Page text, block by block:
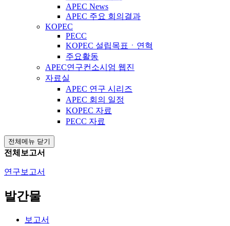
APEC News
APEC 주요 회의결과
KOPEC
PECC
KOPEC 설립목표ㆍ연혁
주요활동
APEC연구컨소시엄 웹진
자료실
APEC 연구 시리즈
APEC 회의 일정
KOPEC 자료
PECC 자료
전체메뉴 닫기
전체보고서
연구보고서
발간물
보고서